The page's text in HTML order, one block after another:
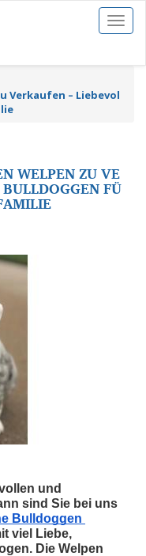
Toggle
Verkaufen – Liebevol
WELPEN ZU VE
FÜ
und
sind Sie bei uns
Bulldoggen
viel Liebe,
Die Welpen